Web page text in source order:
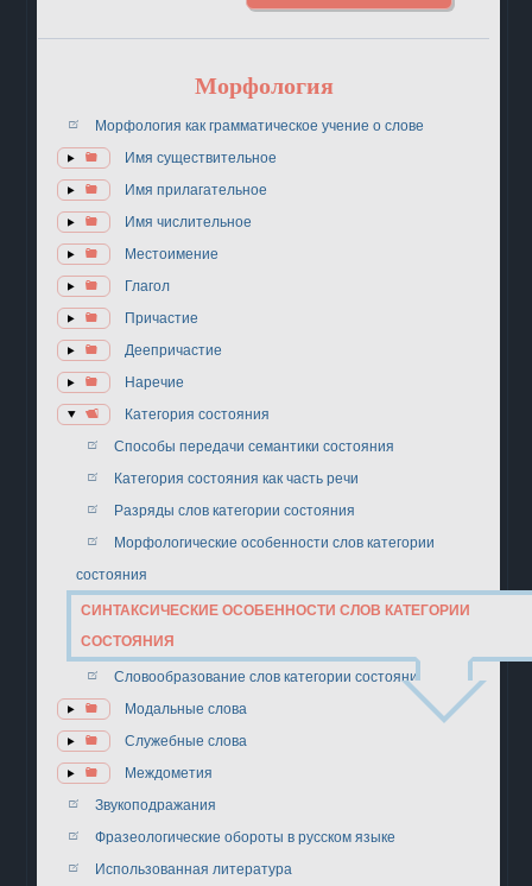
Морфология
Морфология как грамматическое учение о слове
Имя существительное
Имя прилагательное
Имя числительное
Местоимение
Глагол
Причастие
Деепричастие
Наречие
Категория состояния
Способы передачи семантики состояния
Категория состояния как часть речи
Разряды слов категории состояния
Морфологические особенности слов категории
состояния
СИНТАКСИЧЕСКИЕ ОСОБЕННОСТИ СЛОВ КАТЕГОРИИ
СОСТОЯНИЯ
Словообразование слов категории состояния
Модальные слова
Служебные слова
Междометия
Звукоподражания
Фразеологические обороты в русском языке
Использованная литература